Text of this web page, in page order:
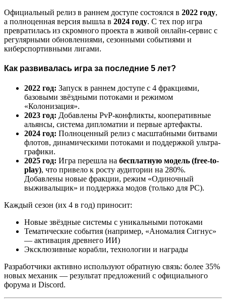
Официальный релиз в раннем доступе состоялся в 2022 году,
а полноценная версия вышла в 2024 году. С тех пор игра
превратилась из скромного проекта в живой онлайн-сервис с
регулярными обновлениями, сезонными событиями и
киберспортивными лигами.
Как развивалась игра за последние 5 лет?
2022 год: Запуск в раннем доступе с 4 фракциями,
базовыми звёздными потоками и режимом
«Колонизация».
2023 год: Добавлены PvP-конфликты, кооперативные
альянсы, система дипломатии и первые артефакты.
2024 год: Полноценный релиз с масштабными битвами
флотов, динамическими потоками и поддержкой ультра-
графики.
2025 год: Игра перешла на бесплатную модель (free-to-
play), что привело к росту аудитории на 280%.
Добавлены новые фракции, режим «Одиночный
выживальщик» и поддержка модов (только для PC).
Каждый сезон (их 4 в год) приносит:
Новые звёздные системы с уникальными потоками
Тематические события (например, «Аномалия Сигнус»
— активация древнего ИИ)
Эксклюзивные корабли, технологии и награды
Разработчики активно используют обратную связь: более 35%
новых механик — результат предложений с официального
форума и Discord.